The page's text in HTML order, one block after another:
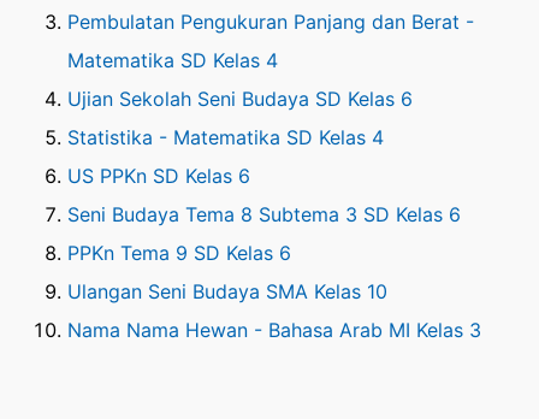
Pembulatan Pengukuran Panjang dan Berat -
Matematika SD Kelas 4
Ujian Sekolah Seni Budaya SD Kelas 6
Statistika - Matematika SD Kelas 4
US PPKn SD Kelas 6
Seni Budaya Tema 8 Subtema 3 SD Kelas 6
PPKn Tema 9 SD Kelas 6
Ulangan Seni Budaya SMA Kelas 10
Nama Nama Hewan - Bahasa Arab MI Kelas 3